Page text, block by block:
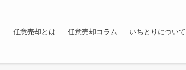
任意売却とは 任意売却コラム いちとりについて